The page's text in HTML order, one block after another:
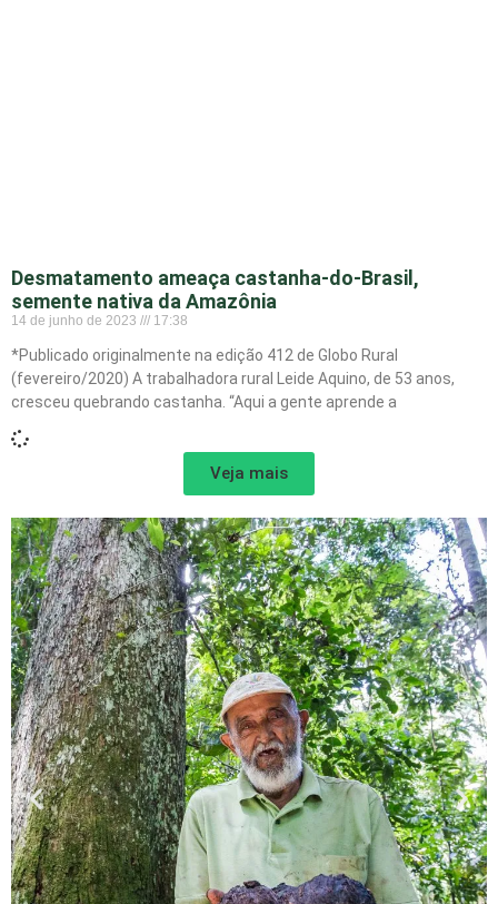
Desmatamento ameaça castanha-do-Brasil,
semente nativa da Amazônia
14 de junho de 2023 17:38
*Publicado originalmente na edição 412 de Globo Rural
(fevereiro/2020) A trabalhadora rural Leide Aquino, de 53 anos,
cresceu quebrando castanha. “Aqui a gente aprende a
Veja mais